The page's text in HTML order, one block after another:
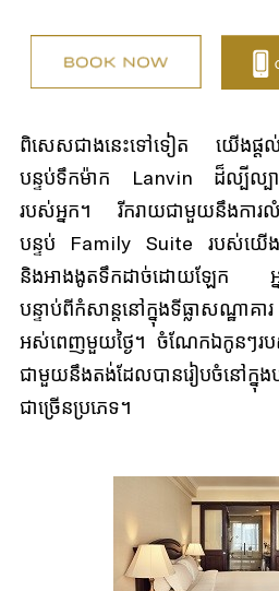
ពិសេសជាងនេះទៅទៀត យើងផ្ត
បន្ទប់ទឹកម៉ាក Lanvin ដ៏ល្បីល្បា
របស់អ្នក។ រីករាយជាមួយនឹងការលំ
បន្ទប់ Family Suite របស់យើង
និងអាងងូតទឹកដាច់ដោយឡែក អ្នក
បន្ទាប់ពីកំសាន្តនៅក្នុងទីធ្លាសណ្ឋា
អស់ពេញមួយថ្ងៃ។ ចំណែកឯកូនៗរប
ជាមួយនឹងតង់ដែលបានរៀបចំនៅក្នុងប
ជាច្រើនប្រភេទ។